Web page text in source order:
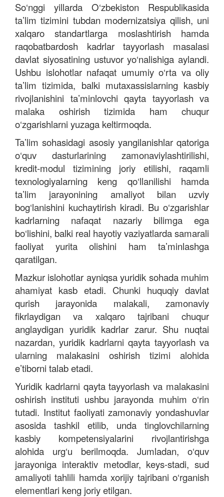
So‘nggi yillarda O‘zbekiston Respublikasida
ta’lim tizimini tubdan modernizatsiya qilish, uni
xalqaro standartlarga moslashtirish hamda
raqobatbardosh kadrlar tayyorlash masalasi
davlat siyosatining ustuvor yo‘nalishiga aylandi.
Ushbu islohotlar nafaqat umumiy o‘rta va oliy
ta’lim tizimida, balki mutaxassislarning kasbiy
rivojlanishini ta’minlovchi qayta tayyorlash va
malaka oshirish tizimida ham chuqur
o‘zgarishlarni yuzaga keltirmoqda.
Ta’lim sohasidagi asosiy yangilanishlar qatoriga
o‘quv dasturlarining zamonaviylashtirilishi,
kredit-modul tizimining joriy etilishi, raqamli
texnologiyalarning keng qo‘llanilishi hamda
ta’lim jarayonining amaliyot bilan uzviy
bog‘lanishini kuchaytirish kiradi. Bu o‘zgarishlar
kadrlarning nafaqat nazariy bilimga ega
bo‘lishini, balki real hayotiy vaziyatlarda samarali
faoliyat yurita olishini ham ta’minlashga
qaratilgan.
Mazkur islohotlar ayniqsa yuridik sohada muhim
ahamiyat kasb etadi. Chunki huquqiy davlat
qurish jarayonida malakali, zamonaviy
fikrlaydigan va xalqaro tajribani chuqur
anglaydigan yuridik kadrlar zarur. Shu nuqtai
nazardan, yuridik kadrlarni qayta tayyorlash va
ularning malakasini oshirish tizimi alohida
e’tiborni talab etadi.
Yuridik kadrlarni qayta tayyorlash va malakasini
oshirish instituti ushbu jarayonda muhim o‘rin
tutadi. Institut faoliyati zamonaviy yondashuvlar
asosida tashkil etilib, unda tinglovchilarning
kasbiy kompetensiyalarini rivojlantirishga
alohida urg‘u berilmoqda. Jumladan, o‘quv
jarayoniga interaktiv metodlar, keys-stadi, sud
amaliyoti tahlili hamda xorijiy tajribani o‘rganish
elementlari keng joriy etilgan.